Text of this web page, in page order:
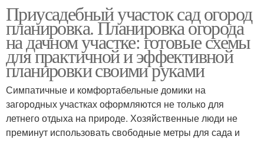
Огород по сторонам Огород на участке
Огород под посадки
Приусадебный участок сад огород
планировка. Планировка огорода
на дачном участке: готовые схемы
для практичной и эффективной
планировки своими руками
Симпатичные и комфортабельные домики на
загородных участках оформляются не только для
летнего отдыха на природе. Хозяйственные люди не
преминут использовать свободные метры для сада и